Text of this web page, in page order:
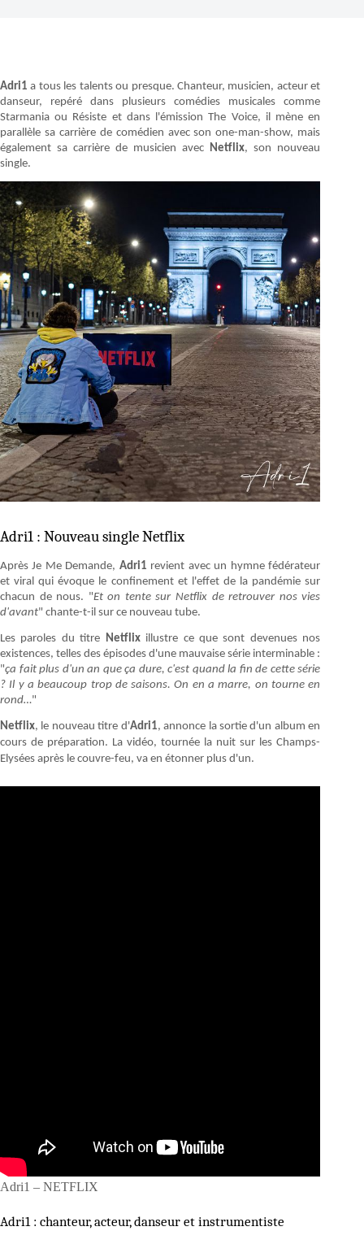
Adri1 a tous les talents ou presque. Chanteur, musicien, acteur et
danseur, repéré dans plusieurs comédies musicales comme
Starmania ou Résiste et dans l'émission The Voice, il mène en
parallèle sa carrière de comédien avec son one-man-show, mais
également sa carrière de musicien avec Netflix, son nouveau
single.
Adri1 : Nouveau single Netflix
Après Je Me Demande, Adri1 revient avec un hymne fédérateur
et viral qui évoque le confinement et l'effet de la pandémie sur
chacun de nous. "Et on tente sur Netflix de retrouver nos vies
d'avant" chante-t-il sur ce nouveau tube.
Les paroles du titre Netflixillustre ce que sont devenues nos
existences, telles des épisodes d'une mauvaise série interminable :
"ça fait plus d'un an que ça dure, c'est quand la fin de cette série
? Il y a beaucoup trop de saisons. On en a marre, on tourne en
rond…"
Netflix, le nouveau titre d'Adri1, annonce la sortie d'un album en
cours de préparation. La vidéo, tournée la nuit sur les Champs-
Elysées après le couvre-feu, va en étonner plus d'un.
Adri1 – NETFLIX
Adri1 : chanteur, acteur, danseur et instrumentiste